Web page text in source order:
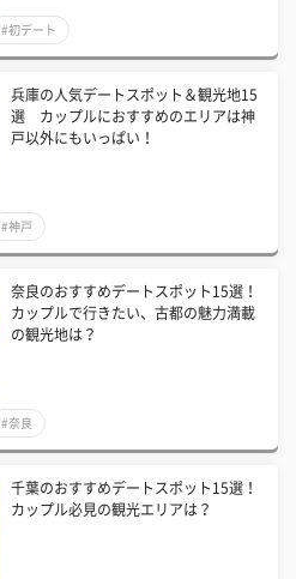
#初デート
兵庫の人気デートスポット＆観光地15
選 カップルにおすすめのエリアは神
戸以外にもいっぱい！
#神戸
奈良のおすすめデートスポット15選！
カップルで行きたい、古都の魅力満載
の観光地は？
#奈良
千葉のおすすめデートスポット15選！
カップル必見の観光エリアは？